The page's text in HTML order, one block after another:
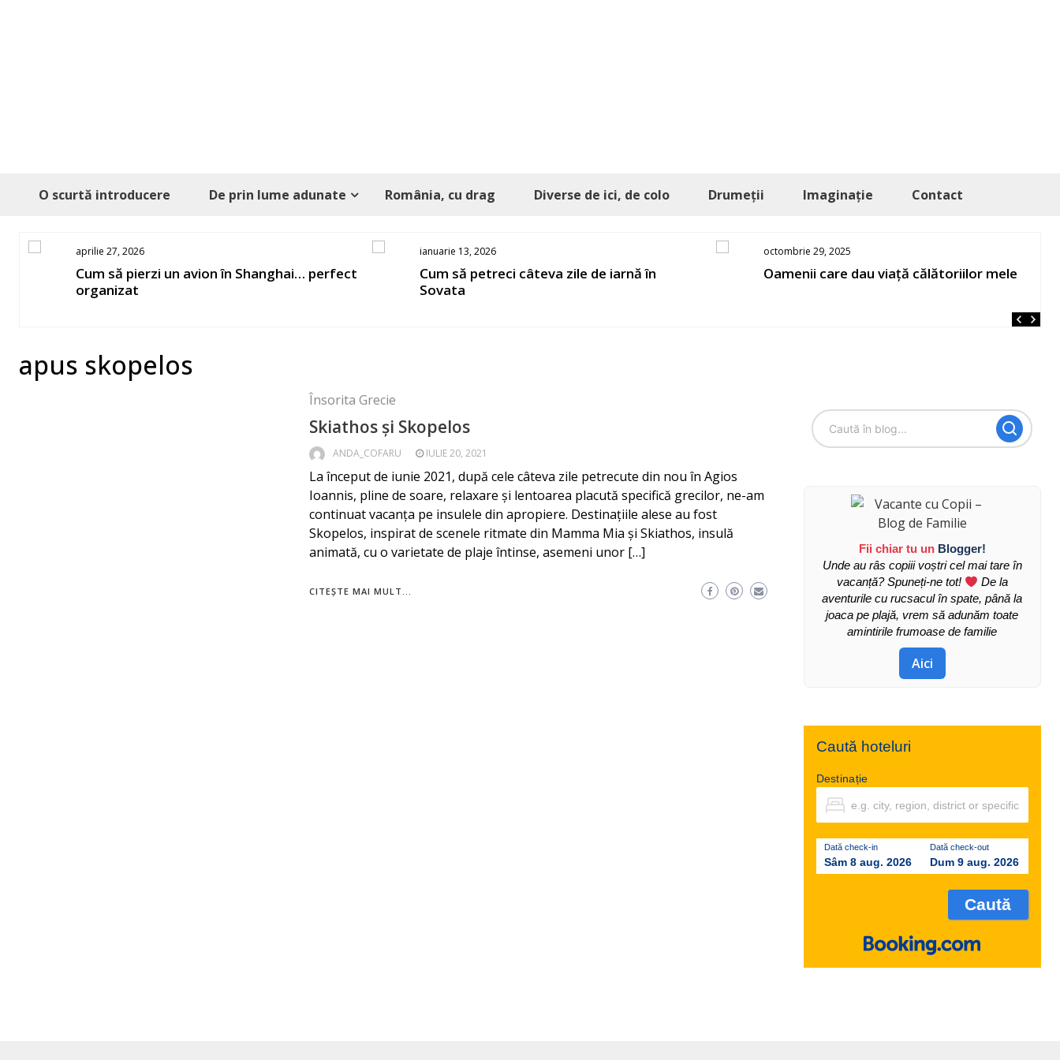
O scurtă introducere De prin lume adunate România, cu drag Diverse de ici, de colo Drumeții Imaginație Contact
aprilie 27, 2026
Cum să pierzi un avion în Shanghai… perfect
organizat
ianuarie 13, 2026
Cum să petreci câteva zile de iarnă în
Sovata
octombrie 29, 2025
Oamenii care dau viață călătoriilor mele
apus skopelos
Însorita Grecie
Skiathos și Skopelos
ANDA_COFARU IULIE 20, 2021
La început de iunie 2021, după cele câteva zile petrecute din nou în Agios
Ioannis, pline de soare, relaxare și lentoarea placută specifică grecilor, ne-am
continuat vacanța pe insulele din apropiere. Destinațiile alese au fost
Skopelos, inspirat de scenele ritmate din Mamma Mia și Skiathos, insulă
animată, cu o varietate de plaje întinse, asemeni unor […]
CITEȘTE MAI MULT...
Fii chiar tu un Blogger!
Unde au râs copiii voștri cel mai tare în
vacanță? Spuneți-ne tot!
De la
aventurile cu rucsacul în spate, până la
joaca pe plajă, vrem să adunăm toate
amintirile frumoase de familie
Aici
Caută hoteluri
Destinație
Dată check-in
Sâm 8 aug. 2026
Dată check-out
Dum 9 aug. 2026